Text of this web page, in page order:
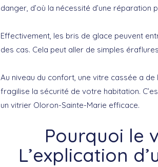
danger, d’où la nécessité d’une
Effectivement, les bris de glace peuvent
des cas. Cela peut aller de simples
Au niveau du confort, une vitre cassée a de
fragilise la sécurité de votre habitation.
un vitrier Oloron-Sainte-Marie efficace.
Pourquoi le
L’explication